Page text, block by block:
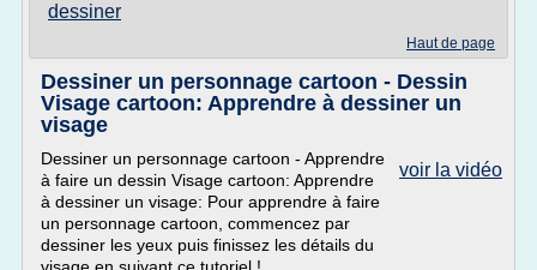
dessiner
Haut de page
Dessiner un personnage cartoon - Dessin
Visage cartoon: Apprendre à dessiner un
visage
voir la vidéo
Dessiner un personnage cartoon - Apprendre
à faire un dessin Visage cartoon: Apprendre
à dessiner un visage: Pour apprendre à faire
un personnage cartoon, commencez par
dessiner les yeux puis finissez les détails du